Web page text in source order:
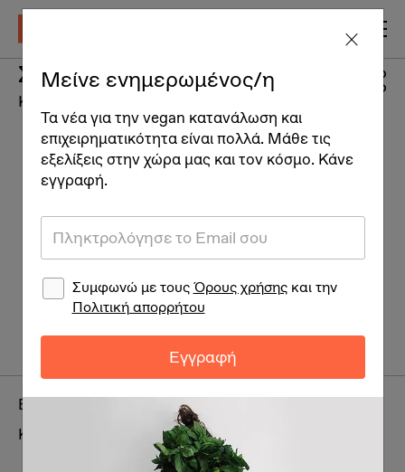
Σαμπουάν καρυδιού
Καλλυντικά
Brand:
Κατηγορία:
Ατομική περιποίηση & συμπληρώματα
διατροφής
Μείνε ενημερωμένος/η
Τα νέα για την vegan κατανάλωση και
επιχειρηματικότητα είναι πολλά. Μάθε τις
εξελίξεις στην χώρα μας και τον κόσμο. Κάνε
εγγραφή.
Συμφωνώ με τουςΌρους χρήσηςκαι την
Πολιτική απορρήτου
Εγγραφή